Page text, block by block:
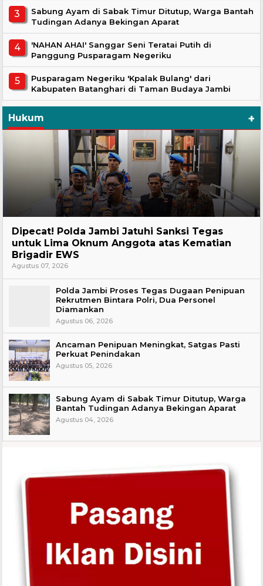
Sabung Ayam di Sabak Timur Ditutup, Warga Bantah
Tudingan Adanya Bekingan Aparat
'NAHAN AHAI' Sanggar Seni Teratai Putih di
Panggung Pusparagam Negeriku
Pusparagam Negeriku 'Kpalak Bulang' dari
Kabupaten Batanghari di Taman Budaya Jambi
Hukum +
Dipecat! Polda Jambi Jatuhi Sanksi Tegas
untuk Lima Oknum Anggota atas Kematian
Brigadir EWS
Agustus 07, 2026
Polda Jambi Proses Tegas Dugaan Penipuan
Rekrutmen Bintara Polri, Dua Personel
Diamankan
Agustus 06, 2026
Ancaman Penipuan Meningkat, Satgas Pasti
Perkuat Penindakan
Agustus 05, 2026
Sabung Ayam di Sabak Timur Ditutup, Warga
Bantah Tudingan Adanya Bekingan Aparat
Agustus 04, 2026